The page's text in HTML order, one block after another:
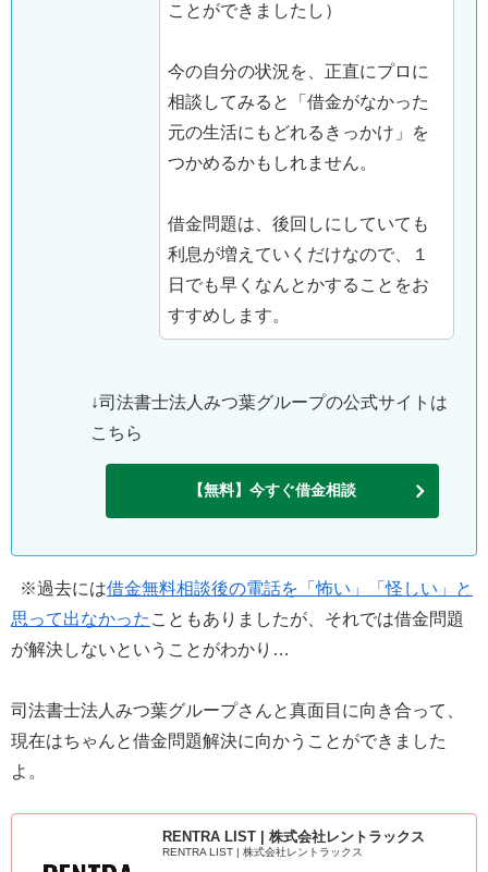
ことができましたし）
今の自分の状況を、正直にプロに
相談してみると「借金がなかった
元の生活にもどれるきっかけ」を
つかめるかもしれません。
借金問題は、後回しにしていても
利息が増えていくだけなので、１
日でも早くなんとかすることをお
すすめします。
↓司法書士法人みつ葉グループの公式サイトは
こちら
【無料】今すぐ借金相談
※過去には借金無料相談後の電話を「怖い」「怪しい」と
思って出なかった こともありましたが、それでは借金問題
が解決しないということがわかり…
司法書士法人みつ葉グループさんと真面目に向き合って、
現在はちゃんと借金問題解決に向かうことができました
よ。
RENTRA LIST | 株式会社レントラックス
RENTRA LIST | 株式会社レントラックス